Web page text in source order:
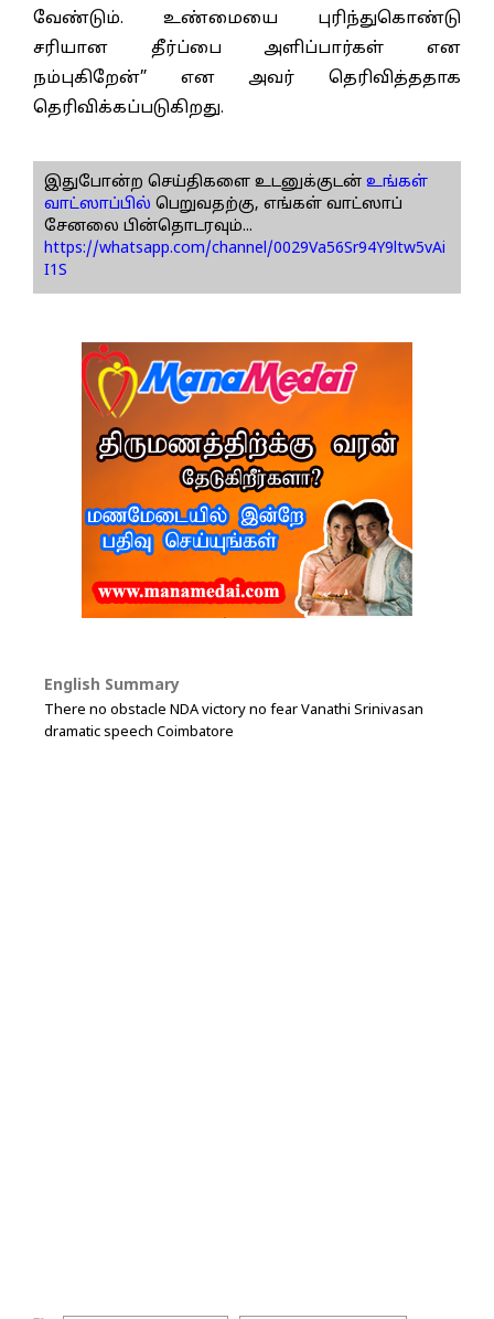
வேண்டும். உண்மையை புரிந்துகொண்டு
சரியான தீர்ப்பை அளிப்பார்கள் என
நம்புகிறேன்” என அவர் தெரிவித்ததாக
தெரிவிக்கப்படுகிறது.
இதுபோன்ற செய்திகளை உடனுக்குடன் உங்கள்
வாட்ஸாப்பில் பெறுவதற்கு, எங்கள் வாட்ஸாப்
சேனலை பின்தொடரவும்...
https://whatsapp.com/channel/0029Va56Sr94Y9ltw5vAi
I1S
English Summary
There no obstacle NDA victory no fear Vanathi Srinivasan
dramatic speech Coimbatore